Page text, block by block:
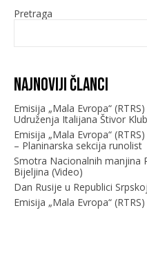
Pretraga
Najnoviji članci
Emisija „Mala Evropa“
Udruženja Italijana Štivor
Emisija „Mala Evropa“
– Planinarska sekcija runolist
Smotra Nacionalnih manjina
Bijeljina (Video)
Dan Rusije u Republici
Emisija „Mala Evropa“